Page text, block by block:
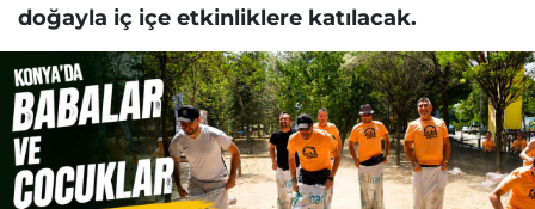
doğayla iç içe etkinliklere katılacak.